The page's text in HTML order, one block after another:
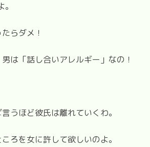
らダメ！
は「話し合いアレルギー」なの！
うほど彼氏は離れていくわ。
ろを女に許して欲しいのよ。